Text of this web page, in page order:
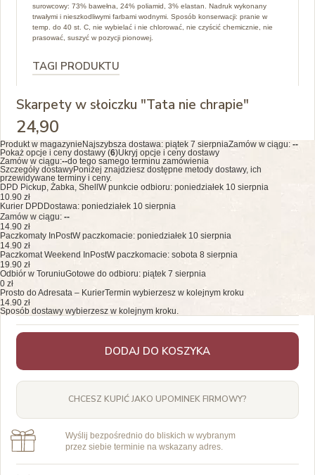
surowcowy: 73% bawełna, 24% poliamid, 3% elastan. Nadruk wykonany
trwałymi i nieszkodliwymi farbami wodnymi. Sposób konserwacji: pranie w
temp. do 40 st. C, nie wybielać i nie chlorować, nie czyścić chemicznie, nie
prasować, suszyć w pozycji pionowej.
TAGI PRODUKTU
Skarpety w słoiczku "Tata nie chrapie"
24,90
Produkt w magazynie Najszybsza dostawa: piątek 7 sierpniaZamów w ciągu: --
Pokaż opcje i ceny dostawy (6)Ukryj opcje i ceny dostawy
Zamów w ciągu:--do tego samego terminu zamówienia
Szczegóły dostawyPoniżej znajdziesz dostępne metody dostawy, ich
przewidywane terminy i ceny.
DPD Pickup, Żabka, Shell W punkcie odbioru: poniedziałek 10 sierpnia
10.90 zł
Kurier DPD Dostawa: poniedziałek 10 sierpnia
Zamów w ciągu: --
14.90 zł
Paczkomaty InPostW paczkomacie: poniedziałek 10 sierpnia
14.90 zł
Paczkomat Weekend InPostW paczkomacie: sobota 8 sierpnia
19.90 zł
Odbiór w ToruniuGotowe do odbioru: piątek 7 sierpnia
0 zł
Prosto do Adresata – KurierTermin wybierzesz w kolejnym kroku
14.90 zł
Sposób dostawy wybierzesz w kolejnym kroku.
DODAJ DO KOSZYKA
CHCESZ KUPIĆ JAKO UPOMINEK FIRMOWY?
Wyślij bezpośrednio do bliskich w wybranym
przez siebie terminie na wskazany adres.